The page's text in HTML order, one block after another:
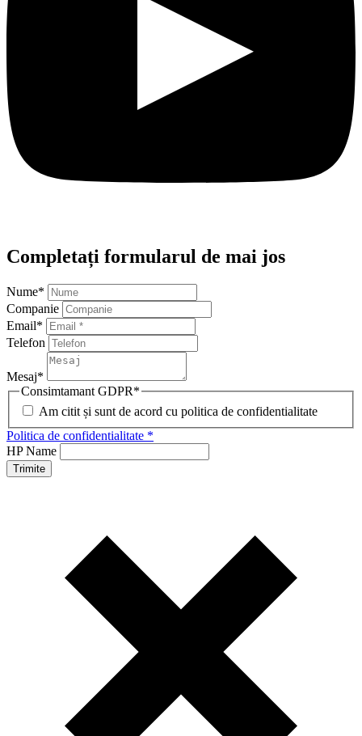
Completați formularul de mai jos
Nume*
Companie
Email*
Telefon
Mesaj*
Consimtamant GDPR*
Am citit și sunt de acord cu politica de confidentialitate
Politica de confidentialitate *
HP Name
Trimite